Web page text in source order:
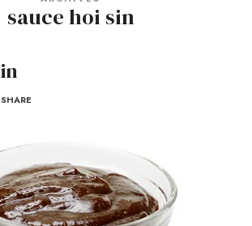
sauce hoi sin
SHARE